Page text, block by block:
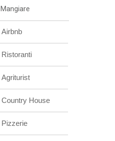
Mangiare
Airbnb
Ristoranti
Agriturist
Country House
Pizzerie